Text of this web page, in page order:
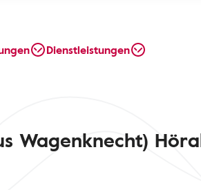
Dienstleistungen
Wagenknecht)